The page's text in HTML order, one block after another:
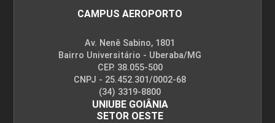
CAMPUS AEROPORTO
Av. Nenê Sabino, 1801
Bairro Universitário - Uberaba/MG
CEP. 38.055-500
CNPJ - 25.452.301/0002-68
(34) 3319-8800
UNIUBE GOIÂNIA
SETOR OESTE